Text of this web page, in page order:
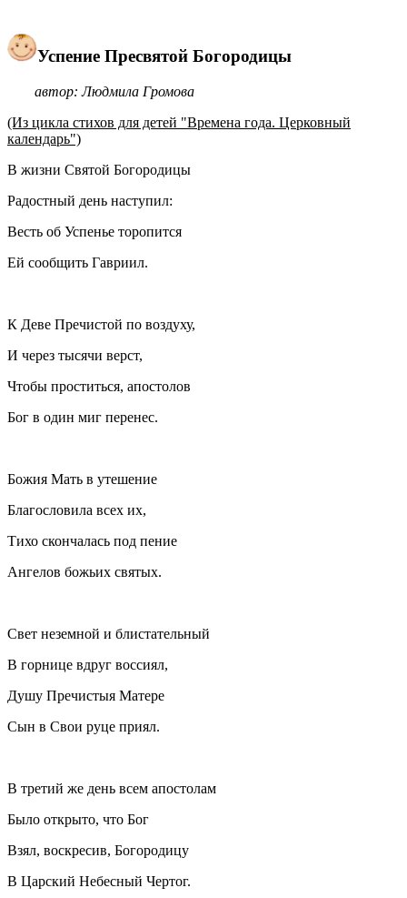
Успение Пресвятой Богородицы
автор: Людмила Громова
(Из цикла стихов для детей "Времена года. Церковный
календарь")
В жизни Святой Богородицы
Радостный день наступил:
Весть об Успенье торопится
Ей сообщить Гавриил.
К Деве Пречистой по воздуху,
И через тысячи верст,
Чтобы проститься, апостолов
Бог в один миг перенес.
Божия Мать в утешение
Благословила всех их,
Тихо скончалась под пение
Ангелов божьих святых.
Свет неземной и блистательный
В горнице вдруг воссиял,
Душу Пречистыя Матере
Сын в Свои руце приял.
В третий же день всем апостолам
Было открыто, что Бог
Взял, воскресив, Богородицу
В Царский Небесный Чертог.